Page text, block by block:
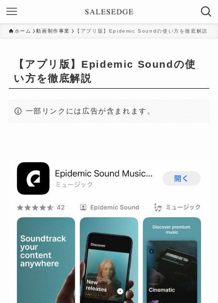
ホーム 動画制作事業 【アプリ版】Epidemic Soundの使い方を徹底解説
【アプリ版】Epidemic Soundの使
い方を徹底解説
一部リンクには広告が含まれます。